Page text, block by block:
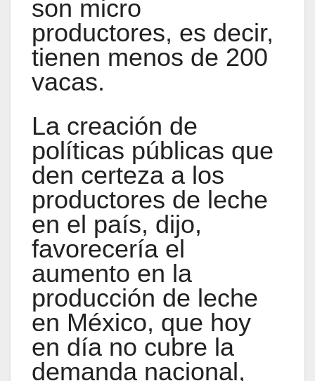
son micro
productores, es decir,
tienen menos de 200
vacas.
La creación de
políticas públicas que
den certeza a los
productores de leche
en el país, dijo,
favorecería el
aumento en la
producción de leche
en México, que hoy
en día no cubre la
demanda nacional,